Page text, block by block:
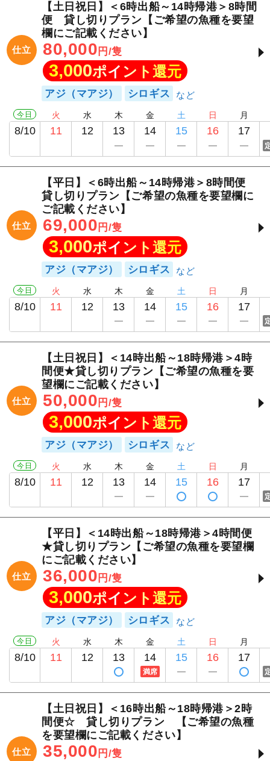
仕立
【土日祝日】＜6時出船～14時帰港＞8時間
便 貸し切りプラン【ご希望の魚種を要望
欄にご記載ください】
80,000 円/隻
3,000ポイント還元
アジ（マアジ） シロギス
今日
8/10
火
11
水
12
木
13
金
14
土
15
日
16
月
17
仕立
【平日】＜6時出船～14時帰港＞8時間便
貸し切りプラン【ご希望の魚種を要望欄に
ご記載ください】
69,000 円/隻
3,000ポイント還元
アジ（マアジ） シロギス
今日
8/10
火
11
水
12
木
13
金
14
土
15
日
16
月
17
仕立
【土日祝日】＜14時出船～18時帰港＞4時
間便★貸し切りプラン【ご希望の魚種を要
望欄にご記載ください】
50,000 円/隻
3,000ポイント還元
アジ（マアジ） シロギス
今日
8/10
火
11
水
12
木
13
金
14
土
15
日
16
月
17
仕立
【平日】＜14時出船～18時帰港＞4時間便
★貸し切りプラン【ご希望の魚種を要望欄
にご記載ください】
36,000 円/隻
3,000ポイント還元
アジ（マアジ） シロギス
今日
8/10
火
11
水
12
木
13
金
14
満席
土
15
日
16
月
17
仕立
【土日祝日】＜16時出船～18時帰港＞2時
間便☆ 貸し切りプラン 【ご希望の魚種
を要望欄にご記載ください】
35,000 円/隻